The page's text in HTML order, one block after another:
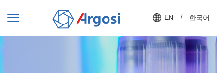
EN / 한국어